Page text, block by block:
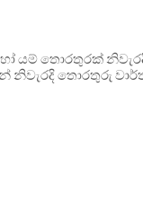
තොරතුරක්
තොරතුරු